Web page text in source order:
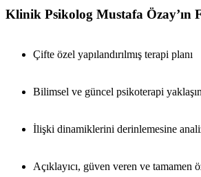
Klinik Psikolog Mustafa Özay’ın
Çifte özel yapılandırılmış terapi planı
Bilimsel ve güncel psikoterapi
İlişki dinamiklerini derinlemesine
Açıklayıcı, güven veren ve tamamen